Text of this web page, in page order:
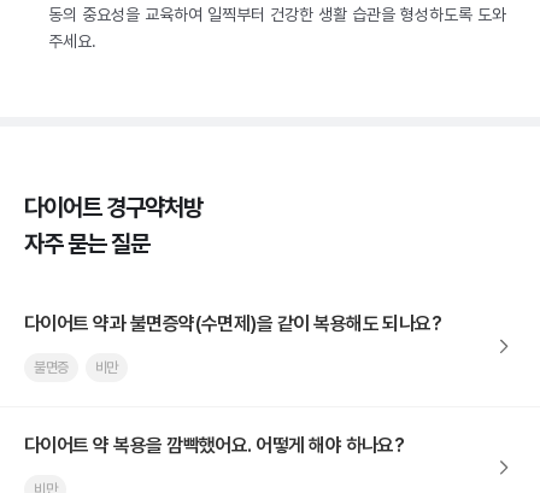
동의 중요성을 교육하여 일찍부터 건강한 생활 습관을 형성하도록 도와
주세요.
다이어트 경구약처방
자주 묻는 질문
다이어트 약과 불면증약(수면제)을 같이 복용해도 되나요?
불면증 비만
다이어트 약 복용을 깜빡했어요. 어떻게 해야 하나요?
비만